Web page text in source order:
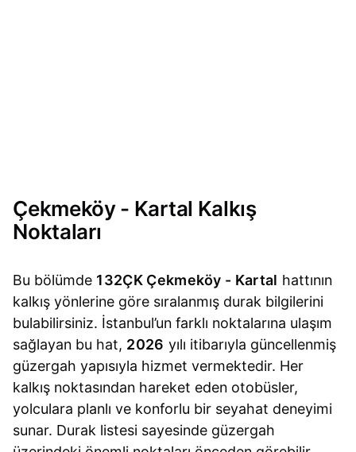
Çekmeköy - Kartal Kalkış
Noktaları
Bu bölümde 132ÇK Çekmeköy - Kartal hattının
kalkış yönlerine göre sıralanmış durak bilgilerini
bulabilirsiniz. İstanbul’un farklı noktalarına ulaşım
sağlayan bu hat, 2026 yılı itibarıyla güncellenmiş
güzergah yapısıyla hizmet vermektedir. Her
kalkış noktasından hareket eden otobüsler,
yolculara planlı ve konforlu bir seyahat deneyimi
sunar. Durak listesi sayesinde güzergah